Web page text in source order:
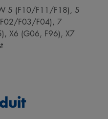
5 (F10/F11/F18), 5
F03/F04), 7
X6 (G06, F96), X7